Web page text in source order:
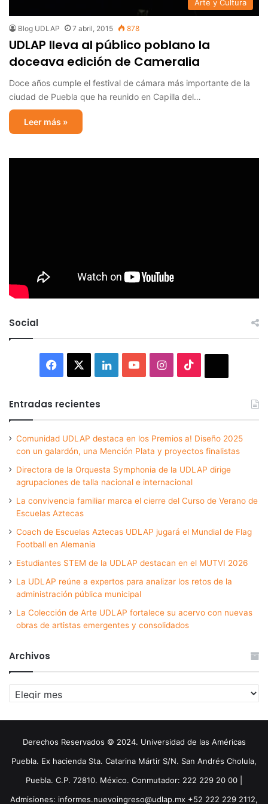
Arte y Cultura
Blog UDLAP 7 abril, 2015 878
UDLAP lleva al público poblano la
doceava edición de Cameralia
Doce años cumple el festival de cámara más importante de la
ciudad de Puebla que ha reunido en Capilla del…
Leer más »
Social
Facebook LinkedInYouTubeInstagram
Entradas recientes
Comunidad UDLAP destaca en los Premios a! Diseño 2025
con un galardón, una Mención Plata y proyectos finalistas
Directora de la Orquesta Symphonia de la UDLAP dirige
agrupaciones de talla nacional e internacional
La convivencia familiar marca el cierre del Curso de Verano de
Escuelas Aztecas
Coach de Escuelas Aztecas UDLAP jugará el Mundial de Flag
Football en Alemania
Estudiantes STEM de la UDLAP destacan en el MUTVI 2026
La UDLAP reúne a expertos para analizar los retos de la
administración pública municipal
La Colección de Arte UDLAP fortalece su acervo con nuevas
obras de artistas emergentes y consolidados
Archivos
Archivos
Derechos Reservados © 2024. Universidad de las Américas
Puebla. Ex hacienda Sta. Catarina Mártir S/N. San Andrés Cholula,
Puebla. C.P. 72810. México. Conmutador: 222 229 20 00 |
Admisiones: informes.nuevoingreso@udlap.mx +52 222 229 2112,